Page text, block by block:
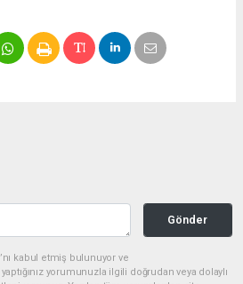
Gönder
kabul etmiş bulunuyor ve
yorumunuzla ilgili doğrudan veya dolaylı